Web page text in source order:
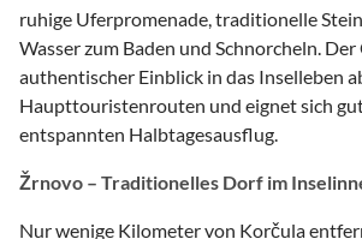
ruhige Uferpromenade, traditionelle
Wasser zum Baden und Schnorcheln.
authentischer Einblick in das Inselleben
Haupttouristenrouten und eignet sich
entspannten Halbtagesausflug.
Žrnovo – Traditionelles Dorf im
Nur wenige Kilometer von Korčula